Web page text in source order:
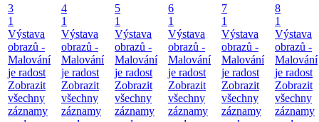
3
1
Výstava
obrazů -
Malování
je radost
Zobrazit
všechny
záznamy
4
1
Výstava
obrazů -
Malování
je radost
Zobrazit
všechny
záznamy
5
1
Výstava
obrazů -
Malování
je radost
Zobrazit
všechny
záznamy
6
1
Výstava
obrazů -
Malování
je radost
Zobrazit
všechny
záznamy
7
1
Výstava
obrazů -
Malování
je radost
Zobrazit
všechny
záznamy
8
1
Výstava
obrazů -
Malování
je radost
Zobrazit
všechny
záznamy